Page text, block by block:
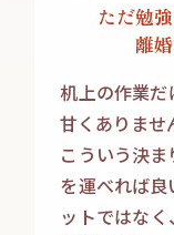
ただ勉
離
机上の作業
甘くありませ
こういう決
を運べれば
ットではな